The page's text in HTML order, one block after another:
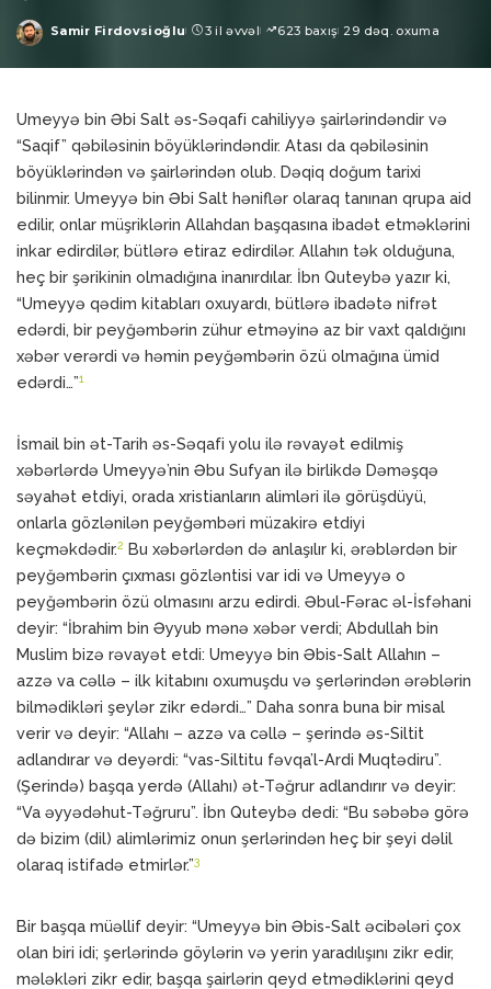
Posted
Samir Firdovsioğlu 3 il əvvəl 623 baxış 29 dəq. oxuma
Umeyyə bin Əbi Salt əs-Səqafi cahiliyyə şairlərindəndir və
“Saqif” qəbiləsinin böyüklərindəndir. Atası da qəbiləsinin
böyüklərindən və şairlərindən olub. Dəqiq doğum tarixi
bilinmir. Umeyyə bin Əbi Salt həniflər olaraq tanınan qrupa aid
edilir, onlar müşriklərin Allahdan başqasına ibadət etməklərini
inkar edirdilər, bütlərə etiraz edirdilər. Allahın tək olduğuna,
heç bir şərikinin olmadığına inanırdılar. İbn Quteybə yazır ki,
“Umeyyə qədim kitabları oxuyardı, bütlərə ibadətə nifrət
edərdi, bir peyğəmbərin zühur etməyinə az bir vaxt qaldığını
xəbər verərdi və həmin peyğəmbərin özü olmağına ümid
edərdi…”1
İsmail bin ət-Tarih əs-Səqafi yolu ilə rəvayət edilmiş
xəbərlərdə Umeyyə’nin Əbu Sufyan ilə birlikdə Dəməşqə
səyahət etdiyi, orada xristianların alimləri ilə görüşdüyü,
onlarla gözlənilən peyğəmbəri müzakirə etdiyi
keçməkdədir.2 Bu xəbərlərdən də anlaşılır ki, ərəblərdən bir
peyğəmbərin çıxması gözləntisi var idi və Umeyyə o
peyğəmbərin özü olmasını arzu edirdi. Əbul-Fərac əl-İsfəhani
deyir: “İbrahim bin Əyyub mənə xəbər verdi; Abdullah bin
Muslim bizə rəvayət etdi: Umeyyə bin Əbis-Salt Allahın –
azzə va cəllə – ilk kitabını oxumuşdu və şerlərindən ərəblərin
bilmədikləri şeylər zikr edərdi…” Daha sonra buna bir misal
verir və deyir: “Allahı – azzə va cəllə – şerində əs-Siltit
adlandırar və deyərdi: “vas-Siltitu fəvqa’l-Ardi Muqtədiru”.
(Şerində) başqa yerdə (Allahı) ət-Təğrur adlandırır və deyir:
“Va əyyədəhut-Təğruru”. İbn Quteybə dedi: “Bu səbəbə görə
də bizim (dil) alimlərimiz onun şerlərindən heç bir şeyi dəlil
olaraq istifadə etmirlər.”3
Bir başqa müəllif deyir: “Umeyyə bin Əbis-Salt əcibələri çox
olan biri idi; şerlərində göylərin və yerin yaradılışını zikr edir,
mələkləri zikr edir, başqa şairlərin qeyd etmədiklərini qeyd